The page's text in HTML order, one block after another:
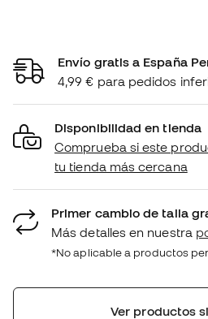
Envío gratis a España
4,99 € para pedidos
Disponibilidad en tienda
Comprueba si este
tu tienda más cercana
Primer cambio de talla
Más detalles en nuestra
*No aplicable a productos
Ver productos